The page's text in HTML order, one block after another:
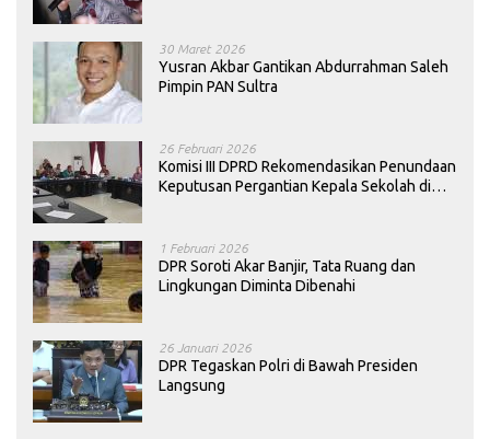
30 Maret 2026
Yusran Akbar Gantikan Abdurrahman Saleh
Pimpin PAN Sultra
26 Februari 2026
Komisi III DPRD Rekomendasikan Penundaan
Keputusan Pergantian Kepala Sekolah di
1 Februari 2026
DPR Soroti Akar Banjir, Tata Ruang dan
Lingkungan Diminta Dibenahi
26 Januari 2026
DPR Tegaskan Polri di Bawah Presiden
Langsung